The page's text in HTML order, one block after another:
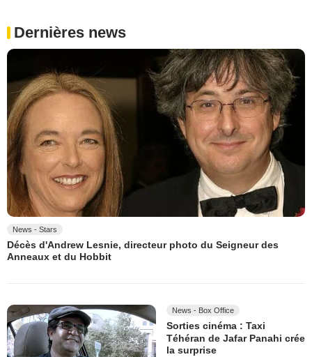
Dernières news
News - Stars
Décès d'Andrew Lesnie, directeur photo du Seigneur des
Anneaux et du Hobbit
News - Box Office
Sorties cinéma : Taxi
Téhéran de Jafar Panahi crée
la surprise